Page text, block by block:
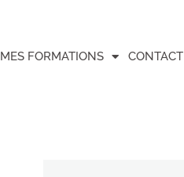
MES FORMATIONS CONTACT